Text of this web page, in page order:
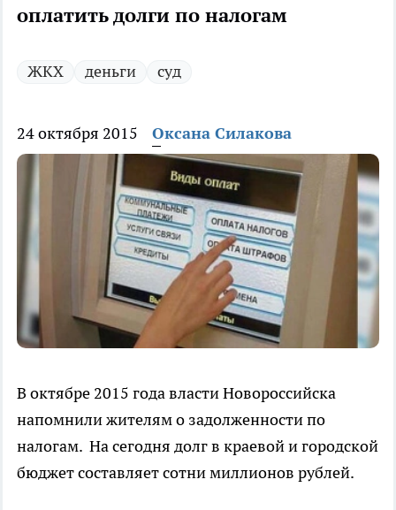
оплатить долги по налогам
ЖКХ деньги суд
24 октября 2015 Оксана Силакова
В октябре 2015 года власти Новороссийска
напомнили жителям о задолженности по
налогам. На сегодня долг в краевой и городской
бюджет составляет сотни миллионов рублей.